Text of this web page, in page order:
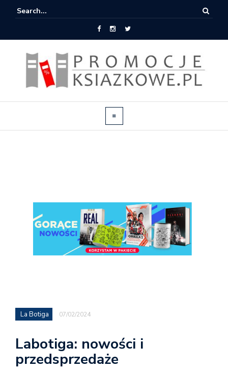
La Botiga 07/02/2024
Labotiga: nowości i
przedsprzedaże